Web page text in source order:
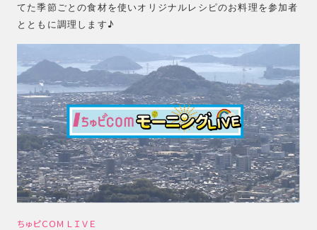
てた季節ごとの食材を使いオリジナルレシピのお料理を参加者
とともに調理します♪
ちゅピＣＯＭ ＬＩＶＥ